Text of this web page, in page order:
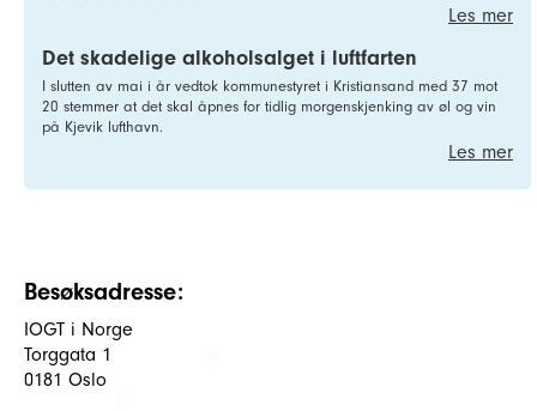
Les mer
Det skadelige alkoholsalget i luftfarten
I slutten av mai i år vedtok kommunestyret i Kristiansand med 37 mot
20 stemmer at det skal åpnes for tidlig morgenskjenking av øl og vin
på Kjevik lufthavn.
Les mer
Besøksadresse:
IOGT i Norge
Torggata 1
0181 Oslo